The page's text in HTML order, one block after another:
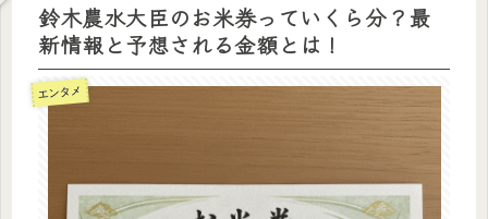
鈴木農水大臣のお米券っていくら分？最
新情報と予想される金額とは！
エンタメ